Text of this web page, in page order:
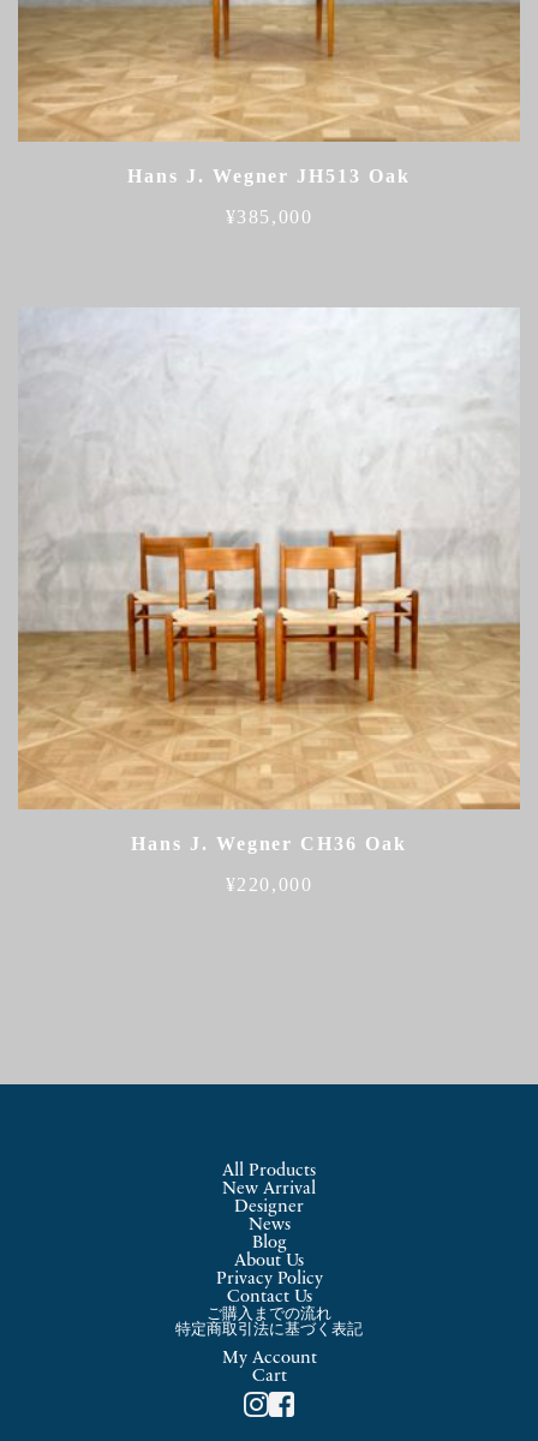
Hans J. Wegner JH513 Oak
¥385,000
Hans J. Wegner CH36 Oak
¥220,000
All Products
New Arrival
Designer
News
Blog
About Us
Privacy Policy
Contact Us
ご購入までの流れ
特定商取引法に基づく表記
My Account
Cart